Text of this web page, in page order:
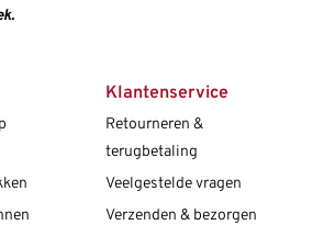
Klantenservice
Retourneren &
terugbetaling
Veelgestelde vragen
Verzenden & bezorgen